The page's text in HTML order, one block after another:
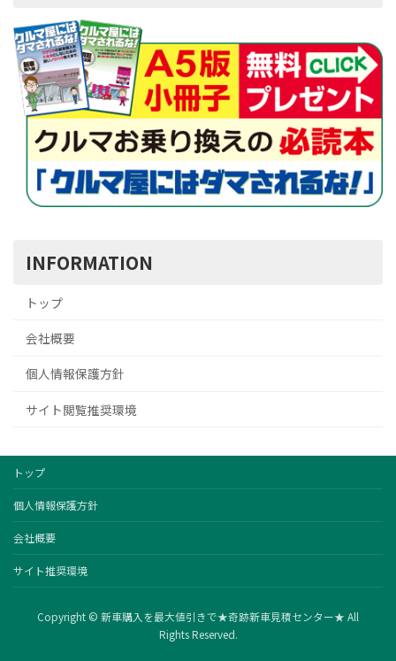
INFORMATION
トップ
会社概要
個人情報保護方針
サイト閲覧推奨環境
トップ
個人情報保護方針
会社概要
サイト推奨環境
Copyright © 新車購入を最大値引きで★奇跡新車見積センター★ All
Rights Reserved.